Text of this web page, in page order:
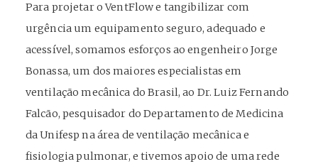
Para projetar o VentFlow e tangibilizar com
urgência um equipamento seguro, adequado e
acessível, somamos esforços ao engenheiro Jorge
Bonassa, um dos maiores especialistas em
ventilação mecânica do Brasil, ao Dr. Luiz Fernando
Falcão, pesquisador do Departamento de Medicina
da Unifesp na área de ventilação mecânica e
fisiologia pulmonar, e tivemos apoio de uma rede